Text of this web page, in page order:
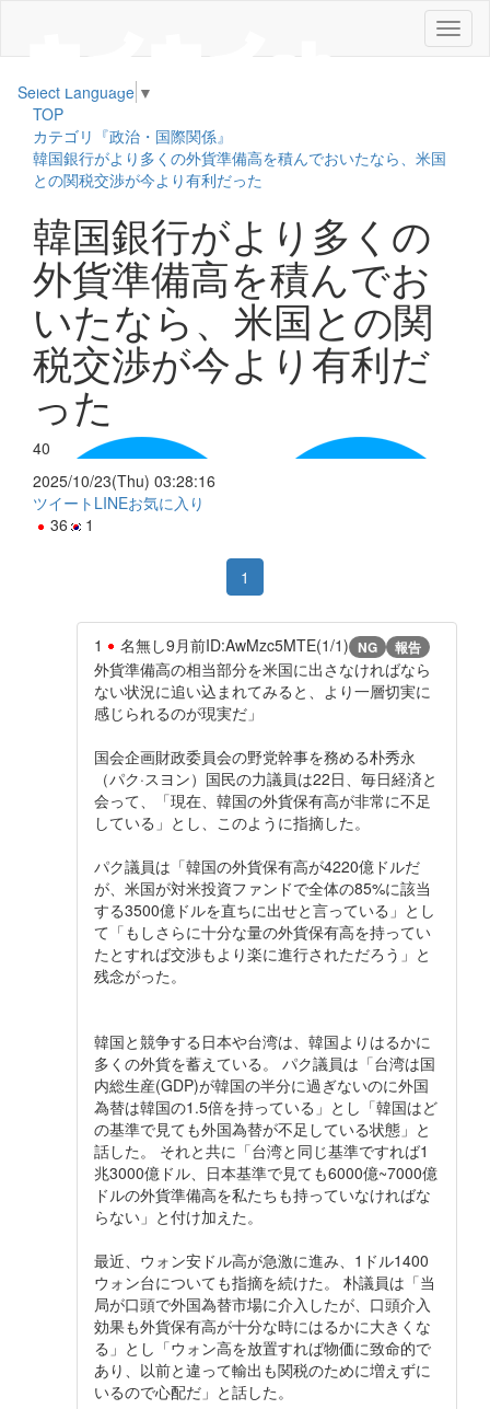
メ
ニ
Select Language ▼
TOP
カテゴリ『政治・国際関係』
韓国銀行がより多くの外貨準備高を積んでおいたなら、米国
との関税交渉が今より有利だった
韓国銀行がより多くの
外貨準備高を積んでお
いたなら、米国との関
税交渉が今より有利だ
った
40
2025/10/23(Thu) 03:28:16
ツイート LINEお気に入り
36
1
1
1 名無し9月前ID:AwMzc5MTE(1/1) NG 報告
外貨準備高の相当部分を米国に出さなければなら
ない状況に追い込まれてみると、より一層切実に
感じられるのが現実だ」
国会企画財政委員会の野党幹事を務める朴秀永
（パク·スヨン）国民の力議員は22日、毎日経済と
会って、「現在、韓国の外貨保有高が非常に不足
している」とし、このように指摘した。
パク議員は「韓国の外貨保有高が4220億ドルだ
が、米国が対米投資ファンドで全体の85%に該当
する3500億ドルを直ちに出せと言っている」とし
て「もしさらに十分な量の外貨保有高を持ってい
たとすれば交渉もより楽に進行されただろう」と
残念がった。
韓国と競争する日本や台湾は、韓国よりはるかに
多くの外貨を蓄えている。 パク議員は「台湾は国
内総生産(GDP)が韓国の半分に過ぎないのに外国
為替は韓国の1.5倍を持っている」とし「韓国はど
の基準で見ても外国為替が不足している状態」と
話した。 それと共に「台湾と同じ基準ですれば1
兆3000億ドル、日本基準で見ても6000億~7000億
ドルの外貨準備高を私たちも持っていなければな
らない」と付け加えた。
最近、ウォン安ドル高が急激に進み、1ドル1400
ウォン台についても指摘を続けた。 朴議員は「当
局が口頭で外国為替市場に介入したが、口頭介入
効果も外貨保有高が十分な時にはるかに大きくな
る」とし「ウォン高を放置すれば物価に致命的で
あり、以前と違って輸出も関税のために増えずに
いるので心配だ」と話した。